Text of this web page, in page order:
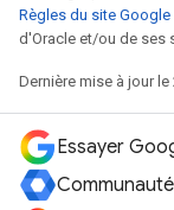
Règles du site
d'Oracle et/ou de ses
Dernière mise à jour
Essayer